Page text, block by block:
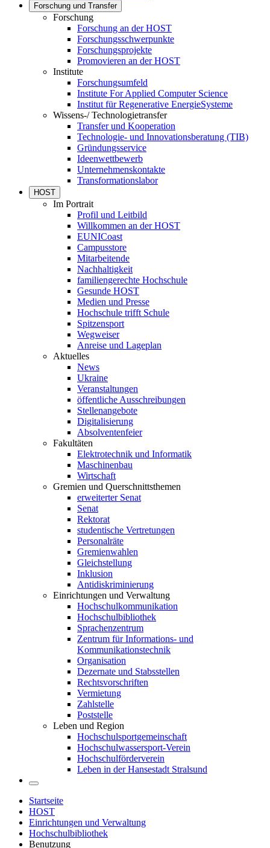
Forschung und Transfer
Forschung
Forschung an der HOST
Forschungsschwerpunkte
Forschungsprojekte
Promovieren an der HOST
Institute
Forschungsumfeld
Institute For Applied Computer Science
Institut für Regenerative EnergieSysteme
Wissens-/ Technologietransfer
Transfer und Kooperation
Technologie- und Innovationsberatung (TIB)
Gründungsservice
Ideenwettbewerb
Unternehmenskontakte
Transformationslabor
HOST
Im Portrait
Profil und Leitbild
Willkommen an der HOST
EUNICoast
Campusstore
Mitarbeitende
Nachhaltigkeit
familiengerechte Hochschule
Gesunde HOST
Medien und Presse
Hochschule trifft Schule
Spitzensport
Wegweiser
Anreise und Lageplan
Aktuelles
News
Ukraine
Veranstaltungen
öffentliche Ausschreibungen
Stellenangebote
Digitalisierung
Absolventenfeier
Fakultäten
Elektrotechnik und Informatik
Maschinenbau
Wirtschaft
Gremien und Querschnittsthemen
erweiterter Senat
Senat
Rektorat
studentische Vertretungen
Personalräte
Gremienwahlen
Gleichstellung
Inklusion
Antidiskriminierung
Einrichtungen und Verwaltung
Hochschulkommunikation
Hochschulbibliothek
Sprachenzentrum
Zentrum für Informations- und
Kommunikationstechnik
Organisation
Dezernate und Stabsstellen
Rechtsvorschriften
Vermietung
Zahlstelle
Poststelle
Leben und Region
Hochschulsportgemeinschaft
Hochschulwassersport-Verein
Hochschulförderverein
Leben in der Hansestadt Stralsund
Startseite
HOST
Einrichtungen und Verwaltung
Hochschulbibliothek
Benutzung